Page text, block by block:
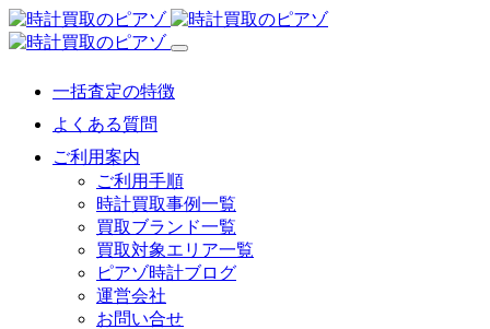
一括査定の特徴
よくある質問
ご利用案内
ご利用手順
時計買取事例一覧
買取ブランド一覧
買取対象エリア一覧
ピアゾ時計ブログ
運営会社
お問い合せ